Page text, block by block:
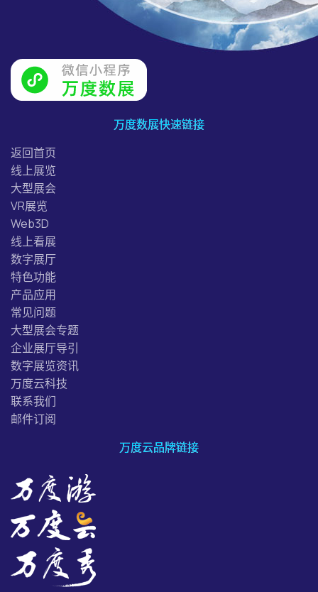
万度数展快速链接
返回首页
线上展览
大型展会
VR展览
Web3D
线上看展
数字展厅
特色功能
产品应用
常见问题
大型展会专题
企业展厅导引
数字展览资讯
万度云科技
联系我们
邮件订阅
万度云品牌链接